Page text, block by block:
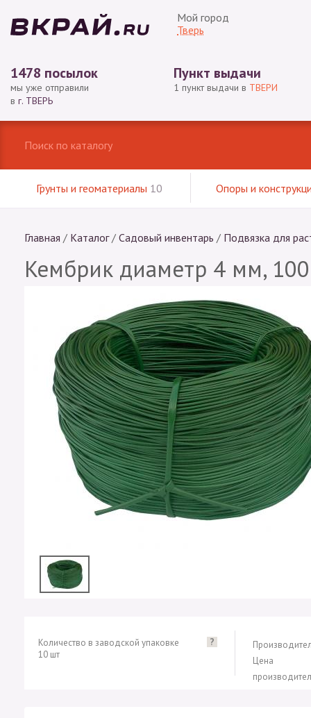
Мой город
Тверь
1478 посылок
мы уже отправили
в г. ТВЕРЬ
Пункт выдачи
1 пункт выдачи в ТВЕРИ
Грунты и геоматериалы 10 Опоры и
Главная / Каталог / Садовый инвентарь / Подвязка для
Кембрик диаметр 4 мм,
?
Количество в заводской упаковке
10 шт
Цена